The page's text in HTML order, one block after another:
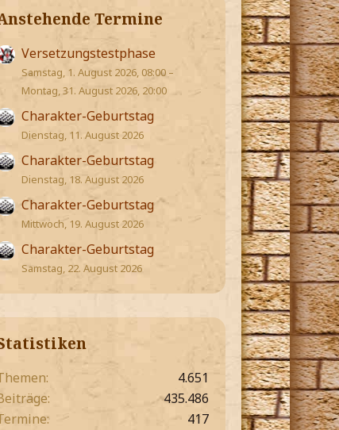
Termine
Versetzungstestphase
Samstag, 1. August 2026, 08:00 –
Montag, 31. August 2026, 20:00
Charakter-Geburtstag
Dienstag, 11. August 2026
Charakter-Geburtstag
Dienstag, 18. August 2026
Charakter-Geburtstag
Mittwoch, 19. August 2026
Charakter-Geburtstag
Samstag, 22. August 2026
4.651
435.486
417